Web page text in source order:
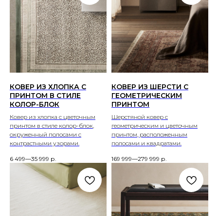
КОВЕР ИЗ ХЛОПКА С
ПРИНТОМ В СТИЛЕ
КОЛОР-БЛОК
Ковер из хлопка с цветочным
принтом в стиле колор-блок,
окруженный полосами с
контрастными узорами.
6 499—35 999 р.
КОВЕР ИЗ ШЕРСТИ С
ГЕОМЕТРИЧЕСКИМ
ПРИНТОМ
Шерстяной ковер с
геометрическим и цветочным
принтом, расположенным
полосами и квадратами.
169 999—279 999 р.